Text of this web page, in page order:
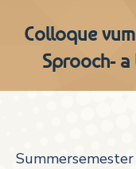
Colloque
Sprooch-